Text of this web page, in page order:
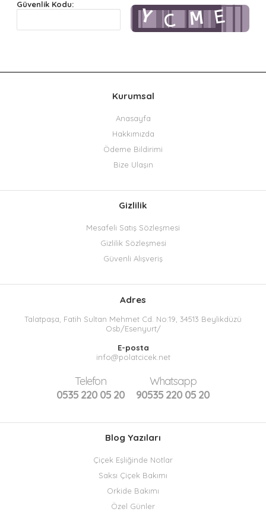
Güvenlik Kodu:
Kurumsal
Anasayfa
Hakkımızda
Ödeme Bildirimi
Bize Ulaşın
Gizlilik
Mesafeli Satış Sözleşmesi
Gizlilik Sözleşmesi
Güvenli Alışveriş
Adres
Talatpaşa, Fatih Sultan Mehmet Cd. No:19, 34513 Beylikdüzü
Osb/Esenyurt/
E-posta
info@polatcicek.net
Telefon
0535 220 05 20
Whatsapp
90535 220 05 20
Blog Yazıları
Çiçek Eşliğinde Notlar
Saksı Çiçek Bakımı
Orkide Bakımı
Özel Günler